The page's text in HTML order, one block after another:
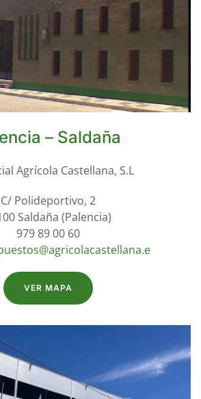
– Saldaña
Agrícola Castellana, S.L
C/ Polideportivo, 2
Saldaña (Palencia)
979 89 00 60
VER MAPA